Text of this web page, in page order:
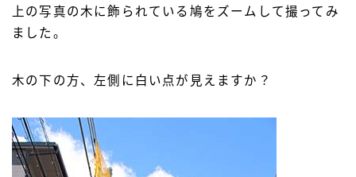
上の写真の木に飾られている鳩をズームして撮ってみ
ました。
木の下の方、左側に白い点が見えますか？